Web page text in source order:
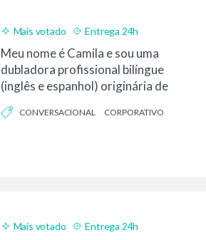
Mais votado Entrega 24h
Meu nome é Camila e sou uma
dubladora profissional bilíngue
(inglês e espanhol) originária de
CONVERSACIONAL CORPORATIVO
Mais votado Entrega 24h